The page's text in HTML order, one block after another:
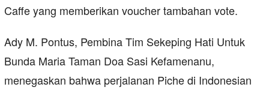
Caffe yang memberikan voucher tambahan vote.
Ady M. Pontus, Pembina Tim Sekeping Hati Untuk
Bunda Maria Taman Doa Sasi Kefamenanu,
menegaskan bahwa perjalanan Piche di Indonesian